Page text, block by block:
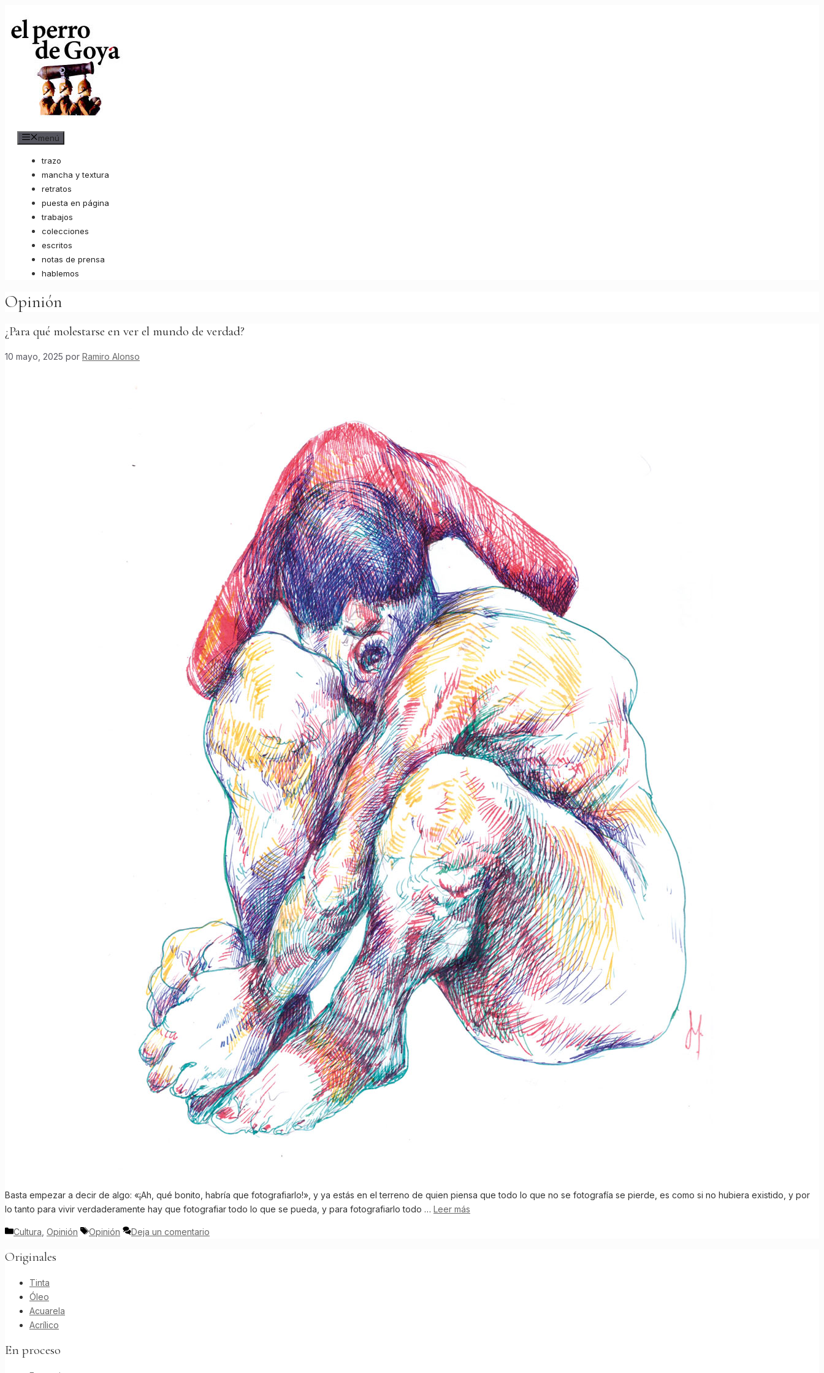
contenido
menú
trazo
mancha y textura
retratos
puesta en página
trabajos
colecciones
escritos
notas de prensa
hablemos
Opinión
¿Para qué molestarse en ver el mundo de verdad?
10 mayo, 2025 por Ramiro Alonso
Basta empezar a decir de algo: «¡Ah, qué bonito, habría que fotografiarlo!», y ya estás en el terreno de quien piensa que todo lo que no se fotografía se pierde, es como si no hubiera existido, y por
lo tanto para vivir verdaderamente hay que fotografiar todo lo que se pueda, y para fotografiarlo todo … Leer más
Categorías
Cultura Opinión Etiquetas
Opinión Deja un comentario
Originales
Tinta
Óleo
Acuarela
Acrílico
En proceso